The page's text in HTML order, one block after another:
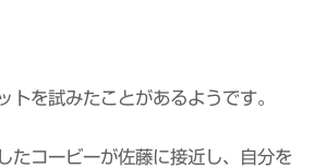
トを試みたことがあるようです。
たコービーが佐藤に接近し、自分を